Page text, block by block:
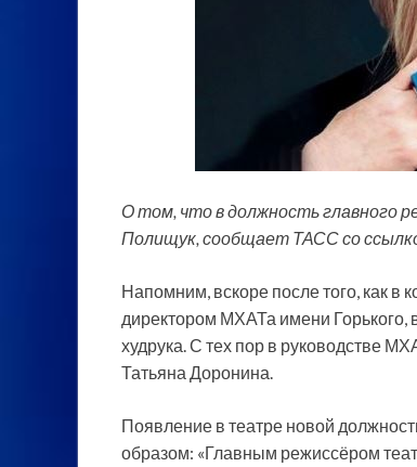
О том, что в должность главного
Полищук, сообщает ТАСС со
Напомним, вскоре после того, как в
директором МХАТа имени Горького,
худрука. С тех пор в руководстве
Татьяна Доронина.
Появление в театре новой
образом: «Главным режиссёром